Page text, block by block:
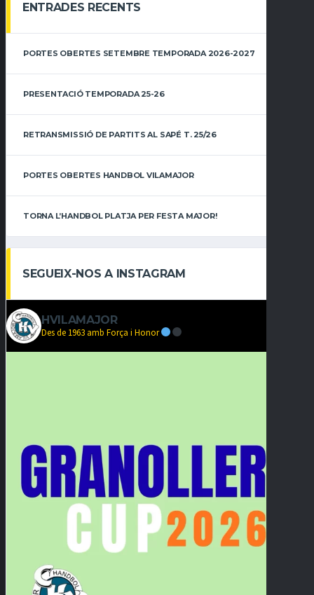
ENTRADES RECENTS
PORTES OBERTES SETEMBRE TEMPORADA 2026-2027
PRESENTACIÓ TEMPORADA 25-26
RETRANSMISSIÓ DE PARTITS AL SAPÉ T. 25/26
PORTES OBERTES HANDBOL VILAMAJOR
TORNA L’HANDBOL PLATJA PER FESTA MAJOR!
SEGUEIX-NOS A INSTAGRAM
HVILAMAJOR
Des de 1963 amb Força i Honor